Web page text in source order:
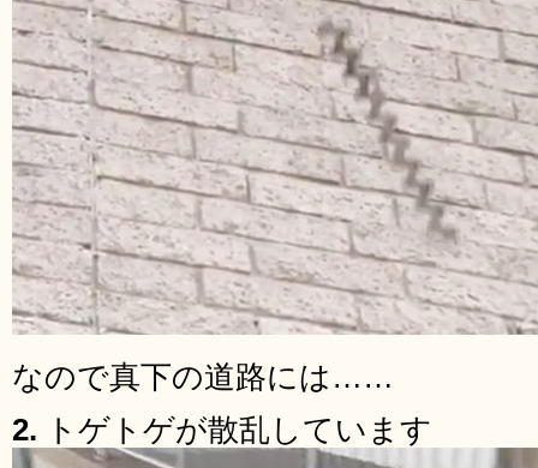
なので真下の道路には……
2.
トゲトゲが散乱しています